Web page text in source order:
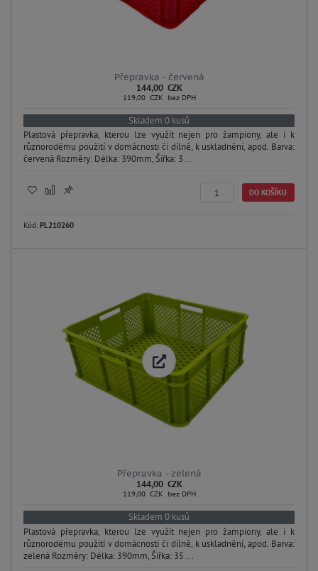
Přepravka - červená
144,00 CZK
119,00 CZK bez DPH
Skladem 0 kusů
Plastová přepravka, kterou lze využít nejen pro žampiony, ale i k
různorodému použití v domácnosti či dílně, k uskladnění, apod. Barva:
červená Rozměry: Délka: 390mm, Šířka: 3 ...
DO KOŠÍKU
Kód: PL210260
Přepravka - zelená
144,00 CZK
119,00 CZK bez DPH
Skladem 0 kusů
Plastová přepravka, kterou lze využít nejen pro žampiony, ale i k
různorodému použití v domácnosti či dílně, k uskladnění, apod. Barva:
zelená Rozměry: Délka: 390mm, Šířka: 35 ...